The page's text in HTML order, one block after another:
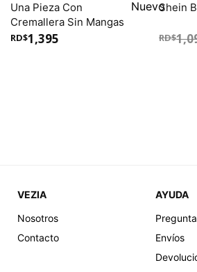
Una Pieza Con
Cremallera Sin Mangas
RD$1,395
Shein
RD$
LARGE
Shein Bikini Con Cordón
Delantero Con Textura
SMALL
Una
V Y
RD$
VEZIA
Nosotros
Contacto
AYUDA
Envíos